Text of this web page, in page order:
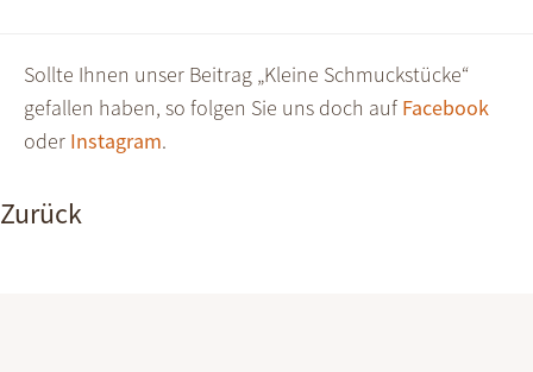
Sollte Ihnen unser Beitrag „Kleine Schmuckstücke“
gefallen haben, so folgen Sie uns doch auf Facebook
oder Instagram.
Zurück